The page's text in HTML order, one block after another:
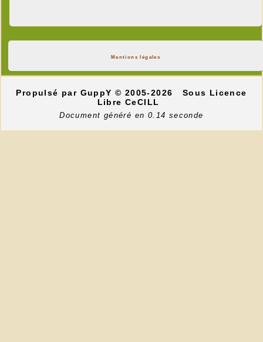
Mentions légales
Propulsé par GuppY© 2005-2026
Sous Licence
Libre CeCILL
Document généré en 0.14 seconde